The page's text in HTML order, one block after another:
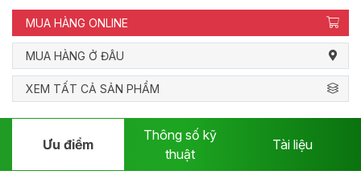
MUA HÀNG ONLINE
MUA HÀNG Ở ĐÂU
XEM TẤT CẢ SẢN PHẨM
Ưu điểm
Thông số kỹ
thuật
Tài liệu